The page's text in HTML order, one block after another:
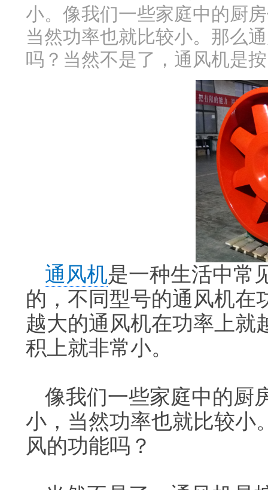
小。像我们一些家庭中的厨
当然功率也就比较小。那么
吗？当然不是了，通风机是
通风机是一种生活中常
的，不同型号的通风机在
越大的通风机在功率上就
积上就非常小。
像我们一些家庭中的厨
小，当然功率也就比较小
风的功能吗？